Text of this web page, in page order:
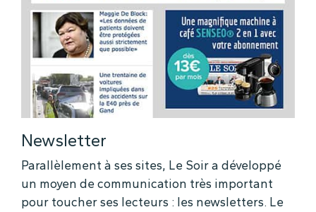
Newsletter
Parallèlement à ses sites, Le Soir a développé
un moyen de communication très important
pour toucher ses lecteurs : les newsletters. Le